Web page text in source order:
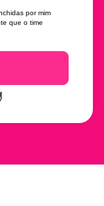
por mim
que o time